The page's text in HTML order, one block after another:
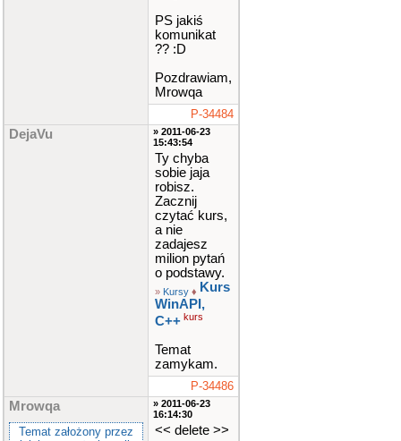
PS jakiś
komunikat
?? :D
Pozdrawiam,
Mrowqa
P-34484
DejaVu
» 2011-06-23
15:43:54
Ty chyba
sobie jaja
robisz.
Zacznij
czytać kurs,
a nie
zadajesz
milion pytań
o podstawy.
» Kursy ♦ Kurs
WinAPI,
C++ kurs
Temat
zamykam.
P-34486
Mrowqa
Temat założony przez
» 2011-06-23
16:14:30
<< delete >>